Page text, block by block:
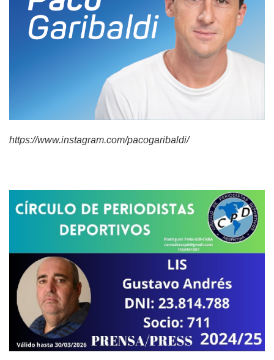
https://www.instagram.com/pacogaribaldi/